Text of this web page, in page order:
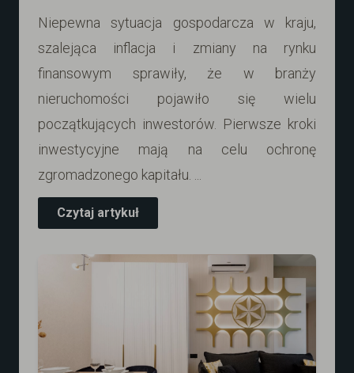
Niepewna sytuacja gospodarcza w kraju,
szalejąca inflacja i zmiany na rynku
finansowym sprawiły, że w branży
nieruchomości pojawiło się wielu
początkujących inwestorów. Pierwsze kroki
inwestycyjne mają na celu ochronę
zgromadzonego kapitału. ...
Czytaj artykuł